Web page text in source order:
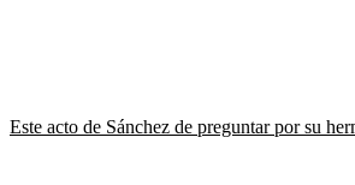
Este acto de Sánchez de preguntar por su